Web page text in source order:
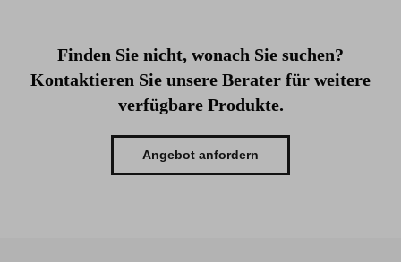
Finden Sie nicht, wonach Sie suchen?
Kontaktieren Sie unsere Berater für weitere
verfügbare Produkte.
Angebot anfordern